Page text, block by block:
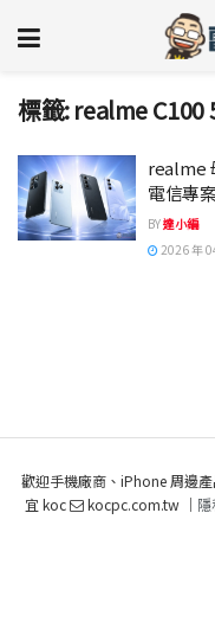
標籤:realme C100
realme
電信專
BY達小編
2026 年
歡迎手機廠商、iPhone 周邊
宜 koc
kocpc.com.tw ｜